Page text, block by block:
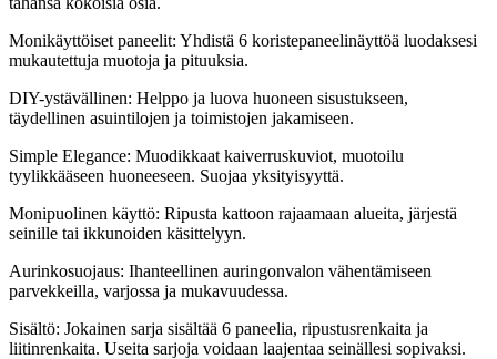
Monikäyttöiset paneelit: Yhdistä 6 koristepaneelinäyttöä luodaksesi
mukautettuja muotoja ja pituuksia.
DIY-ystävällinen: Helppo ja luova huoneen sisustukseen,
täydellinen asuintilojen ja toimistojen jakamiseen.
Simple Elegance: Muodikkaat kaiverruskuviot, muotoilu
tyylikkääseen huoneeseen. Suojaa yksityisyyttä.
Monipuolinen käyttö: Ripusta kattoon rajaamaan alueita, järjestä
seinille tai ikkunoiden käsittelyyn.
Aurinkosuojaus: Ihanteellinen auringonvalon vähentämiseen
parvekkeilla, varjossa ja mukavuudessa.
Sisältö: Jokainen sarja sisältää 6 paneelia, ripustusrenkaita ja
liitinrenkaita. Useita sarjoja voidaan laajentaa seinällesi sopivaksi.